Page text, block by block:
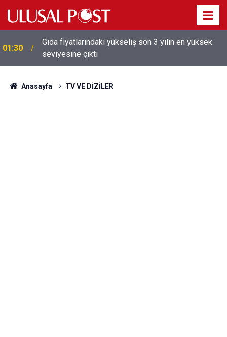
01:26
Galatasaray'dan sekiz kişi hakkında savcılığa suç
duyurusu
Anasayfa TV VE DİZİLER